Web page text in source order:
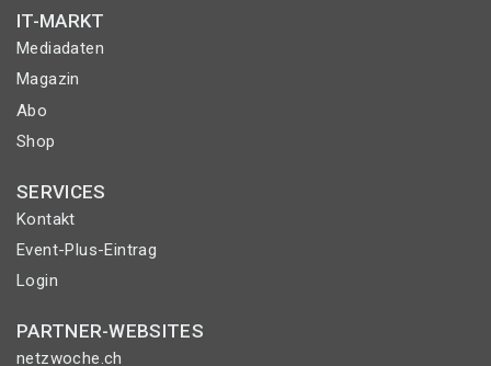
IT-MARKT
Mediadaten
Magazin
Abo
Shop
SERVICES
Kontakt
Event-Plus-Eintrag
Login
PARTNER-WEBSITES
netzwoche.ch